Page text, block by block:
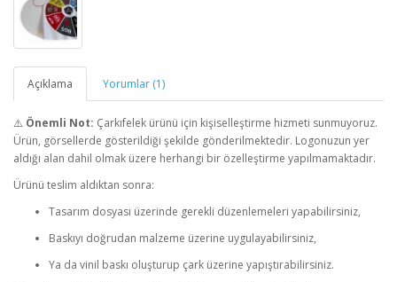
Açıklama Yorumlar (1)
⚠️ Önemli Not: Çarkıfelek ürünü için kişiselleştirme hizmeti sunmuyoruz.
Ürün, görsellerde gösterildiği şekilde gönderilmektedir. Logonuzun yer
aldığı alan dahil olmak üzere herhangi bir özelleştirme yapılmamaktadır.
Ürünü teslim aldıktan sonra:
Tasarım dosyası üzerinde gerekli düzenlemeleri yapabilirsiniz,
Baskıyı doğrudan malzeme üzerine uygulayabilirsiniz,
Ya da vinil baskı oluşturup çark üzerine yapıştırabilirsiniz.